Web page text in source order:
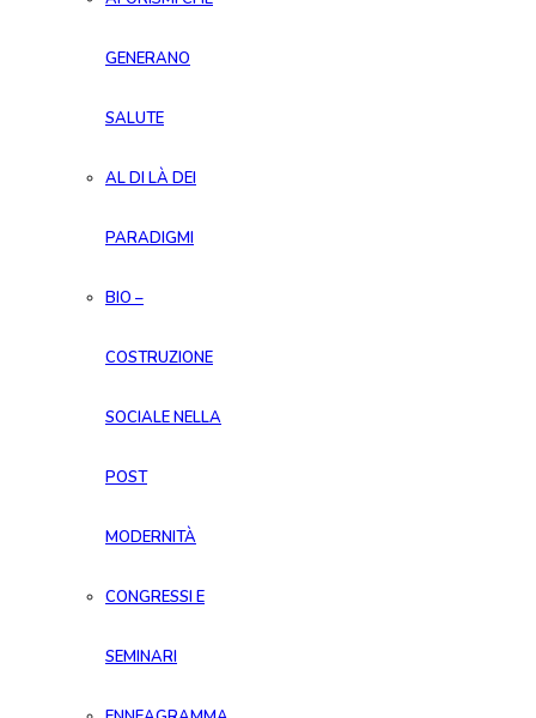
GENERANO
SALUTE
AL DI LÀ DEI
PARADIGMI
BIO –
COSTRUZIONE
SOCIALE NELLA
POST
MODERNITÀ
CONGRESSI E
SEMINARI